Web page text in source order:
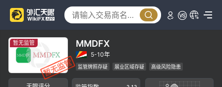
暂无监管 MMDFX
5-10年
监管牌照存疑 展业区域存疑 高级风险隐患
0
1
0
1